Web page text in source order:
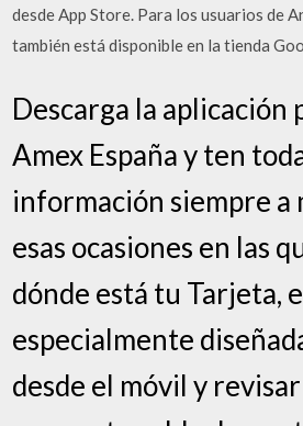
desde App Store. Para los usuarios de
también está disponible en la tienda
Descarga la aplicación
Amex España y ten
información siempre a
esas ocasiones en las
dónde está tu Tarjeta,
especialmente
desde el móvil y